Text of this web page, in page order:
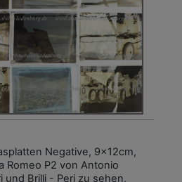
Negative, 9x12cm,
Romeo P2 von Antonio
und Brilli - Peri zu sehen,